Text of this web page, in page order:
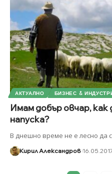
АКТУАЛНО БИЗНЕС &
Имам добър овчар, как
напуска?
В днешно време не е лесно да
Кирил Александров